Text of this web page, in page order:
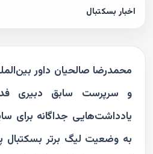
اخبار بسکتبال
محمدرضا صالحیان داور
و سرپرست سابق دبیری
یادداشت‌هایی جداگانه برای
به وضعیت لیگ برتر